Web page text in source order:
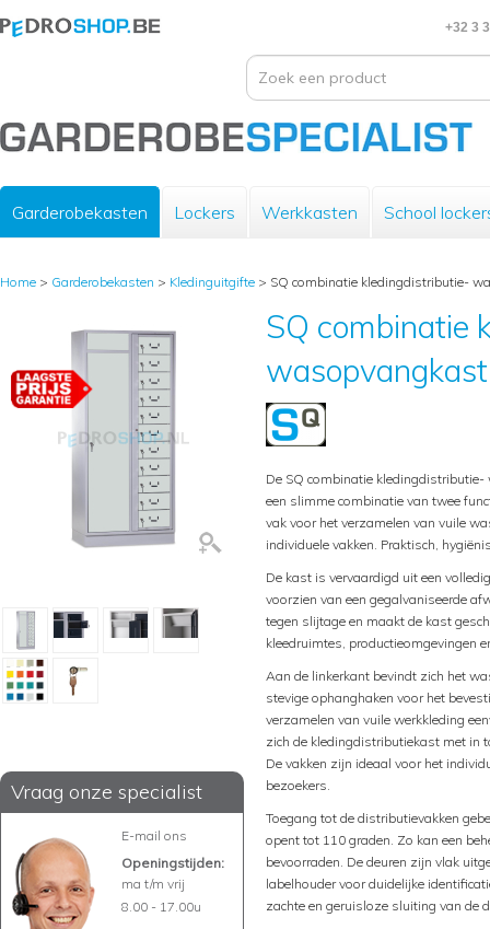
+32 3
Garderobekasten Lockers Werkkasten School
Home > Garderobekasten > Kledinguitgifte > SQ combinatie kledingdistributie-
Vraag onze specialist
E-mail ons
Openingstijden:
ma t/m vrij
8.00 - 17.00u
SQ combinatie
De SQ combinatie
een slimme combinatie van twee
vak voor het verzamelen van vuile
individuele vakken. Praktisch,
De kast is vervaardigd uit een
voorzien van een gegalvaniseerde
tegen slijtage en maakt de kast
kleedruimtes, productieomgevingen
Aan de linkerkant bevindt zich het
stevige ophanghaken voor het
verzamelen van vuile werkkleding
zich de kledingdistributiekast met in
De vakken zijn ideaal voor het
bezoekers.
Toegang tot de distributievakken
opent tot 110 graden. Zo kan een
bevoorraden. De deuren zijn vlak
labelhouder voor duidelijke
zachte en geruisloze sluiting van de